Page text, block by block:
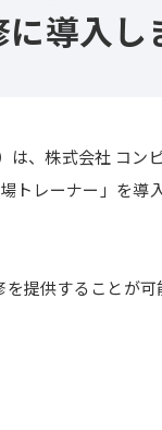
導入し
は、株式会社 コン
トレーナー」を導
提供することが可